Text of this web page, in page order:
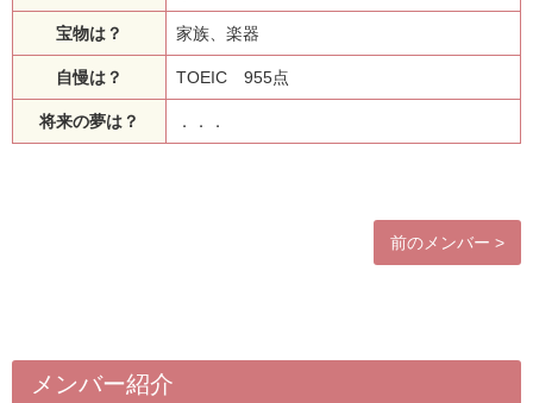
宝物は？ 家族、楽器
自慢は？ TOEIC 955点
将来の夢は？ ．．．
前のメンバー >
メンバー紹介